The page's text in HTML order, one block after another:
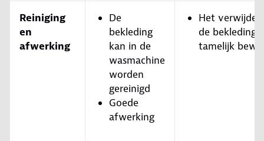
Reiniging
en
afwerking
De
bekleding
kan in de
wasmachine
worden
gereinigd
Goede
afwerking
Het
de bekleding
tamelijk